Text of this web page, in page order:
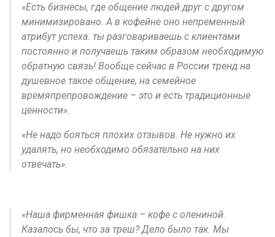
«Есть бизнесы, где общение людей друг с другом
минимизировано. А в кофейне оно непременный
атрибут успеха: ты разговариваешь с клиентами
постоянно и получаешь таким образом необходимую
обратную связь! Вообще сейчас в России тренд на
душевное такое общение, на семейное
времяпрепровождение – это и есть традиционные
ценности».
«Не надо бояться плохих отзывов. Не нужно их
удалять, но необходимо обязательно на них
отвечать».
«Наша фирменная фишка – кофе с олениной.
Казалось бы, что за треш? Дело было так. Мы